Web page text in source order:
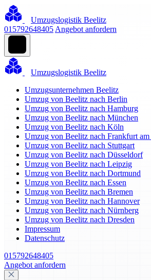
Umzugslogistik Beelitz
015792648405 Angebot anfordern
Umzugslogistik Beelitz
Umzugsunternehmen Beelitz
Umzug von Beelitz nach Berlin
Umzug von Beelitz nach Hamburg
Umzug von Beelitz nach München
Umzug von Beelitz nach Köln
Umzug von Beelitz nach Frankfurt
Umzug von Beelitz nach Stuttgart
Umzug von Beelitz nach Düsseldorf
Umzug von Beelitz nach Leipzig
Umzug von Beelitz nach Dortmund
Umzug von Beelitz nach Essen
Umzug von Beelitz nach Bremen
Umzug von Beelitz nach Hannover
Umzug von Beelitz nach Nürnberg
Umzug von Beelitz nach Dresden
Impressum
Datenschutz
015792648405
Angebot anfordern